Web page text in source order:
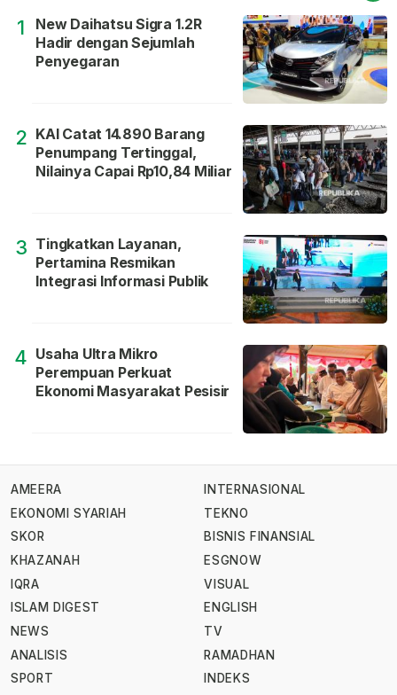
1
New Daihatsu Sigra 1.2R
Hadir dengan Sejumlah
Penyegaran
2 KAI Catat 14.890 Barang
Penumpang Tertinggal,
Nilainya Capai Rp10,84 Miliar
3 Tingkatkan Layanan,
Pertamina Resmikan
Integrasi Informasi Publik
4 Usaha Ultra Mikro
Perempuan Perkuat
Ekonomi Masyarakat Pesisir
AMEERA
EKONOMI SYARIAH
SKOR
KHAZANAH
IQRA
ISLAM DIGEST
NEWS
ANALISIS
SPORT
INTERNASIONAL
TEKNO
BISNIS FINANSIAL
ESGNOW
VISUAL
ENGLISH
TV
RAMADHAN
INDEKS